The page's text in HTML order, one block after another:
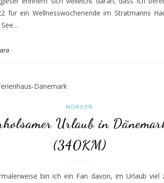
für ein Wellnesswochenende im Stratmanns
NORDEN
Urlaub in
(340KM)
bin ich ein Fan davon, im Urlaub viel